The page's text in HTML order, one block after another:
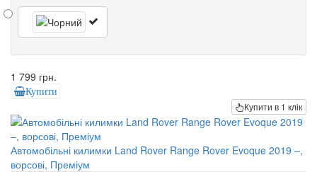
1 799 грн.
Купити
Купити в 1 клік
Автомобільні килимки Land Rover Range Rover Evoque 2019 –,
ворсові, Преміум